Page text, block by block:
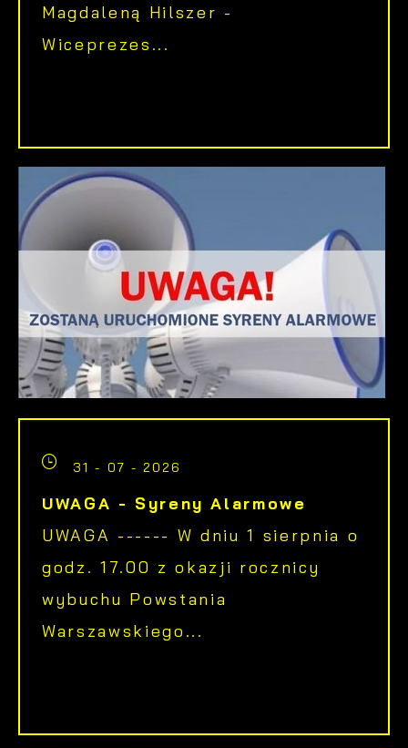
Magdaleną Hilszer -
Wiceprezes...
31 - 07 - 2026
UWAGA - Syreny Alarmowe
UWAGA ------ W dniu 1 sierpnia o
godz. 17.00 z okazji rocznicy
wybuchu Powstania
Warszawskiego...